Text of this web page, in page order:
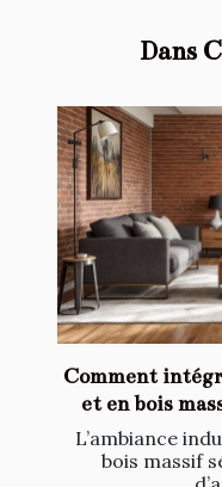
Dans
Comment
et en bois
L’ambiance
bois massif